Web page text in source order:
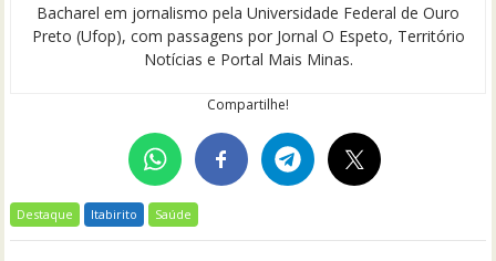
Bacharel em jornalismo pela Universidade Federal de Ouro
Preto (Ufop), com passagens por Jornal O Espeto, Território
Notícias e Portal Mais Minas.
Compartilhe!
Destaque Itabirito Saúde